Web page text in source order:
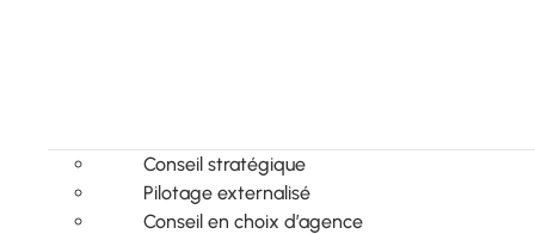
Conseil stratégique
Pilotage externalisé
Conseil en choix d’agence